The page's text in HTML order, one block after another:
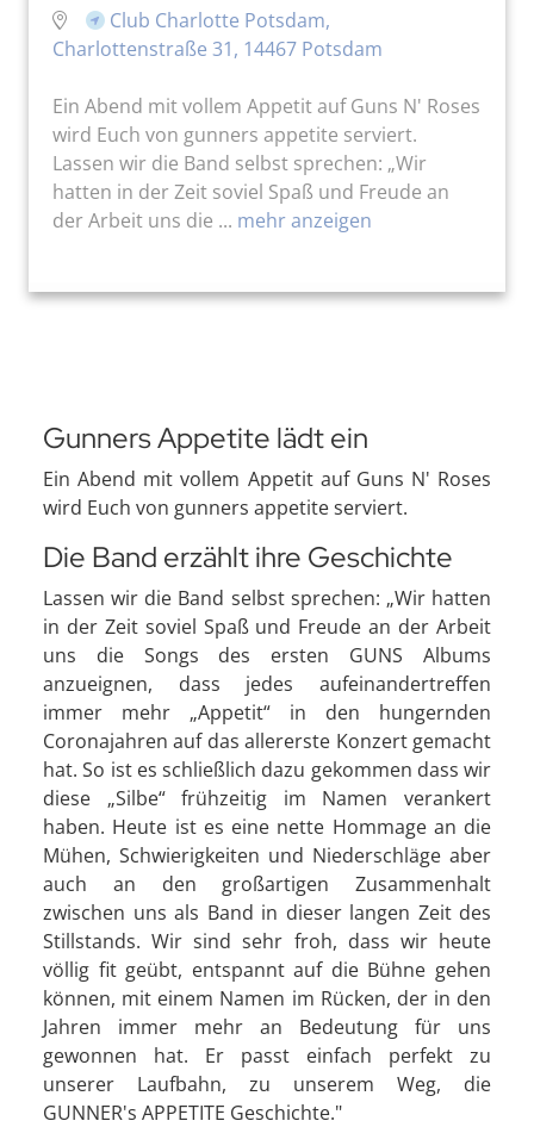
Club Charlotte Potsdam,
Charlottenstraße 31, 14467 Potsdam
Ein Abend mit vollem Appetit auf Guns N' Roses
wird Euch von gunners appetite serviert.
Lassen wir die Band selbst sprechen: „Wir
hatten in der Zeit soviel Spaß und Freude an
der Arbeit uns die ... mehr anzeigen
Gunners Appetite lädt ein
Ein Abend mit vollem Appetit auf Guns N' Roses
wird Euch von gunners appetite serviert.
Die Band erzählt ihre Geschichte
Lassen wir die Band selbst sprechen: „Wir hatten
in der Zeit soviel Spaß und Freude an der Arbeit
uns die Songs des ersten GUNS Albums
anzueignen, dass jedes aufeinandertreffen
immer mehr „Appetit“ in den hungernden
Coronajahren auf das allererste Konzert gemacht
hat. So ist es schließlich dazu gekommen dass wir
diese „Silbe“ frühzeitig im Namen verankert
haben. Heute ist es eine nette Hommage an die
Mühen, Schwierigkeiten und Niederschläge aber
auch an den großartigen Zusammenhalt
zwischen uns als Band in dieser langen Zeit des
Stillstands. Wir sind sehr froh, dass wir heute
völlig fit geübt, entspannt auf die Bühne gehen
können, mit einem Namen im Rücken, der in den
Jahren immer mehr an Bedeutung für uns
gewonnen hat. Er passt einfach perfekt zu
unserer Laufbahn, zu unserem Weg, die
GUNNER's APPETITE Geschichte."